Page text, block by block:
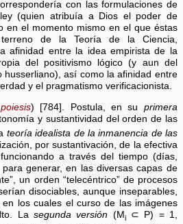
con las formulaciones de
(quien atribuía a Dios el poder de
en el momento mismo en el que éstas
de la Teoría de la Ciencia,
afinidad entre la idea empirista de la
del positivismo lógico (y aun del
husserliano), así como la afinidad entre
y el pragmatismo verificacionista.
poiesis) [784]. Postula, en su primera
y sustantividad del orden de las
teoría idealista de la inmanencia de las
por sustantivación, de la efectiva
a través del tiempo (días,
generar, en las diversas capas de
un orden “telecéntrico” de procesos
disociables, aunque inseparables,
los cuales el curso de las imágenes
La segunda versión (Mi⊂ P) = 1,